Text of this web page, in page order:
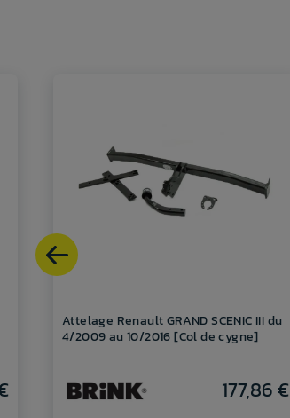
Attelage Renault GRAND SCENIC III du
4/2009 au 10/2016 [Col de cygne]
177,86 €